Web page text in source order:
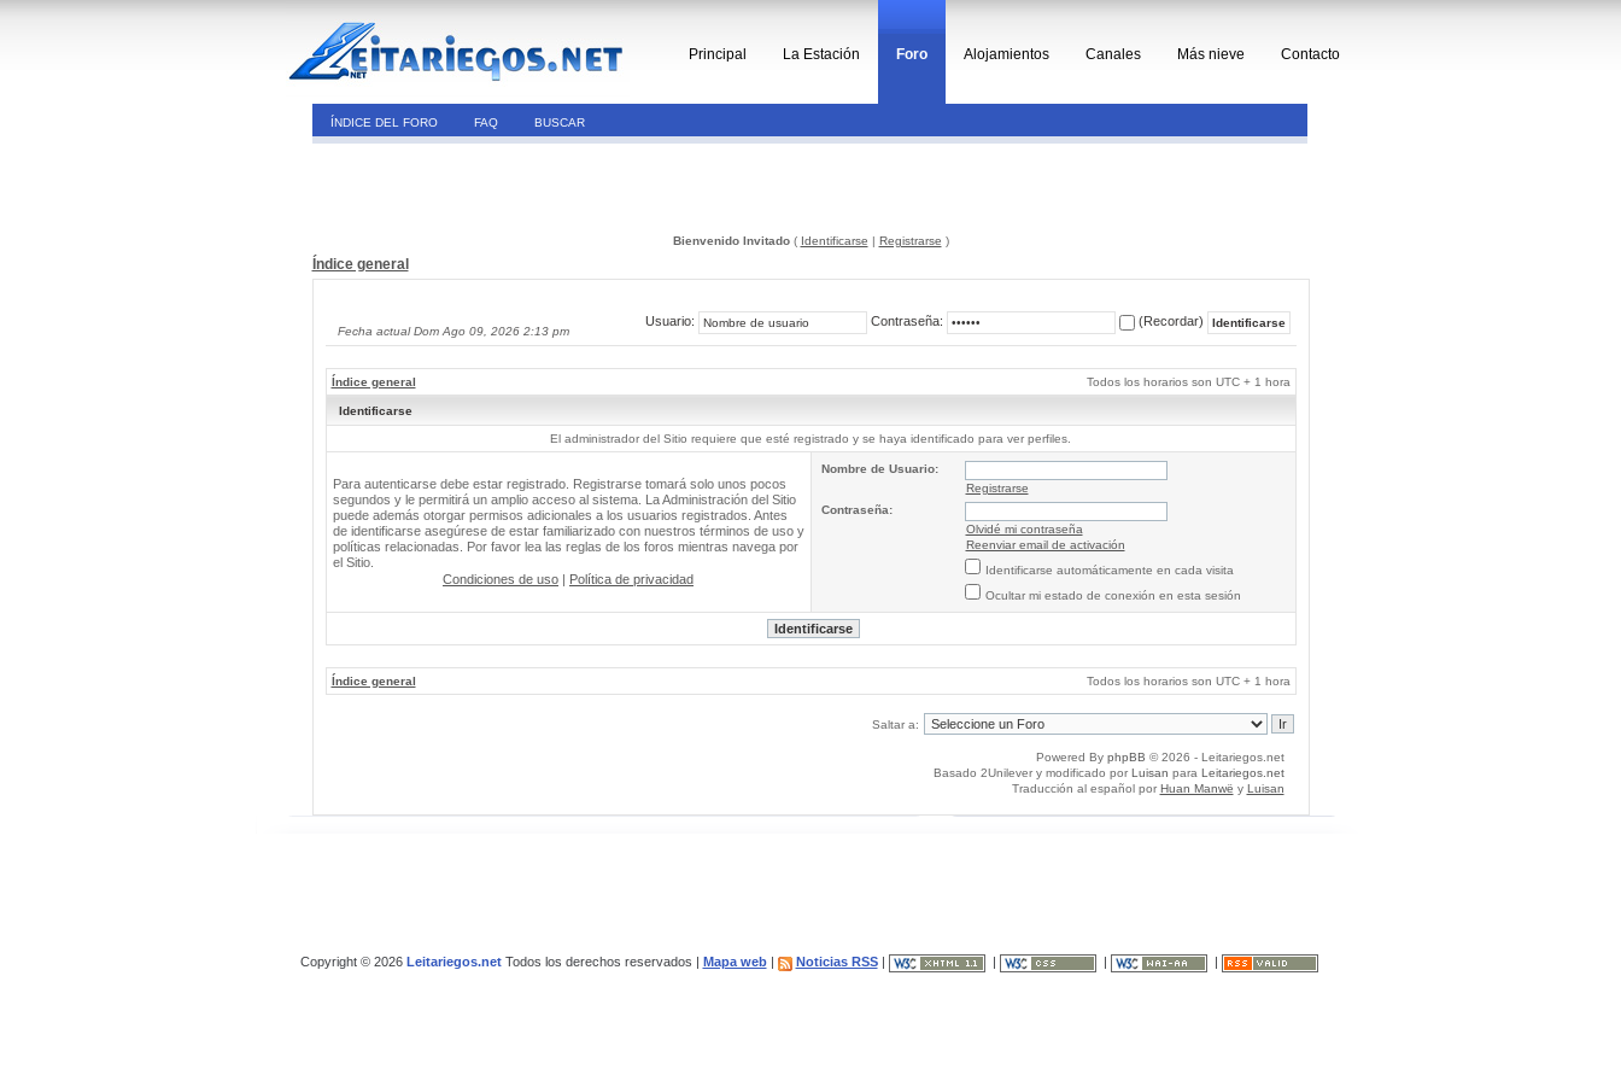
Principal La Estación Foro Alojamientos Canales Más nieve Contacto
ÍNDICE DEL FORO FAQ BUSCAR
Bienvenido Invitado( Identificarse | Registrarse )
Índice general
Fecha actual Dom Ago 09, 2026 2:13 pm
Usuario: Contraseña: (Recordar)
Índice general Todos los horarios son UTC + 1 hora
Identificarse
El administrador del Sitio requiere que esté registrado y se haya identificado para ver perfiles.
Para autenticarse debe estar registrado. Registrarse tomará solo unos pocos
segundos y le permitirá un amplio acceso al sistema. La Administración del Sitio
puede además otorgar permisos adicionales a los usuarios registrados. Antes
de identificarse asegúrese de estar familiarizado con nuestros términos de uso y
políticas relacionadas. Por favor lea las reglas de los foros mientras navega por
el Sitio.
Condiciones de uso | Política de privacidad
Nombre de Usuario:
Registrarse
Contraseña:
Olvidé mi contraseña
Reenviar email de activación
Identificarse automáticamente en cada visita
Ocultar mi estado de conexión en esta sesión
Índice general Todos los horarios son UTC + 1 hora
Saltar a:
Powered By phpBB © 2026 - Leitariegos.net
Basado 2Unilever y modificado por Luisan para Leitariegos.net
Traducción al español por Huan Manwë y Luisan
Copyright © 2026 Leitariegos.netTodos los derechos reservados | Mapa web| Noticias RSS|